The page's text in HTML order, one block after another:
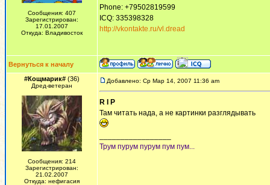
Сообщения: 407
Зарегистрирован:
17.01.2007
Откуда: Владивосток
Phone: +79502819599
ICQ: 335398328
http://vkontakte.ru/vl.dread
Вернуться к началу
#Кощмарик# (36)
Дред-ветеран
Сообщения: 214
Зарегистрирован:
21.02.2007
Откуда: нефигасия
Добавлено: Ср Мар 14, 2007 11:36 am
R I P
Там читать нада, а не картинки разглядывать
Трум пурум пурум пум пум...